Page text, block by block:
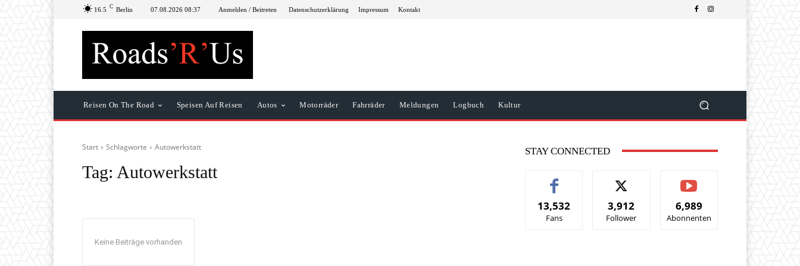
16.5 C Berlin 07.08.2026 08:37 Anmelden / Beitreten Datenschutzerklärung Impressum Kontakt
Reisen On The Road Speisen Auf Reisen Autos Motorräder Fahrräder Meldungen Logbuch Kultur
Start Schlagworte Autowerkstatt
Tag: Autowerkstatt
Keine Beiträge vorhanden
STAY CONNECTED
13,532
Fans
3,912
Follower
6,989
Abonnenten